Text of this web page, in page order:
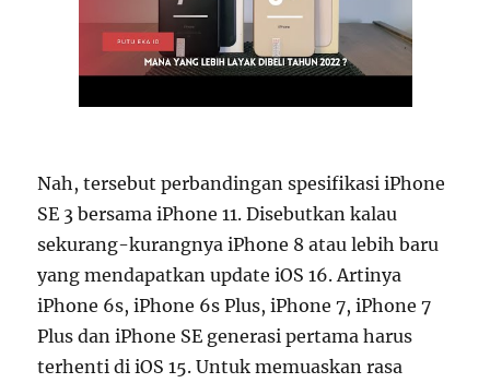
Nah, tersebut perbandingan spesifikasi iPhone
SE 3 bersama iPhone 11. Disebutkan kalau
sekurang-kurangnya iPhone 8 atau lebih baru
yang mendapatkan update iOS 16. Artinya
iPhone 6s, iPhone 6s Plus, iPhone 7, iPhone 7
Plus dan iPhone SE generasi pertama harus
terhenti di iOS 15. Untuk memuaskan rasa